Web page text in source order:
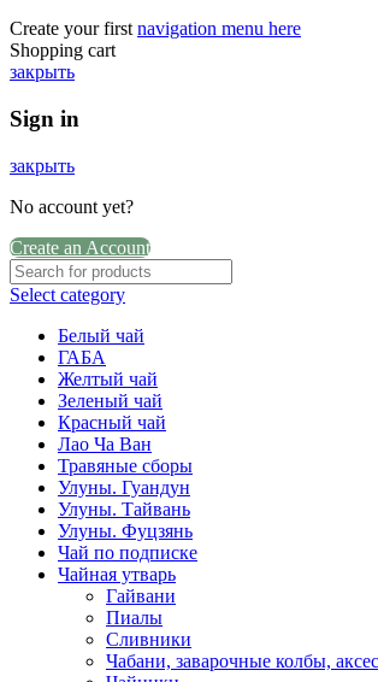
Create your first navigation menu here
Shopping cart
закрыть
Sign in
закрыть
No account yet?
Create an Account
Select category
Белый чай
ГАБА
Желтый чай
Зеленый чай
Красный чай
Лао Ча Ван
Травяные сборы
Улуны. Гуандун
Улуны. Тайвань
Улуны. Фуцзянь
Чай по подписке
Чайная утварь
Гайвани
Пиалы
Сливники
Чабани, заварочные колбы,